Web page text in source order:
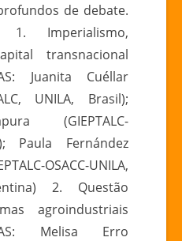
de debate.
1. Imperialismo,
transnacional
AS: Juanita Cuéllar
UNILA, Brasil);
(GIEPTALC-
Paula Fernández
OSACC-UNILA,
2. Questão
agroindustriais
AS: Melisa Erro